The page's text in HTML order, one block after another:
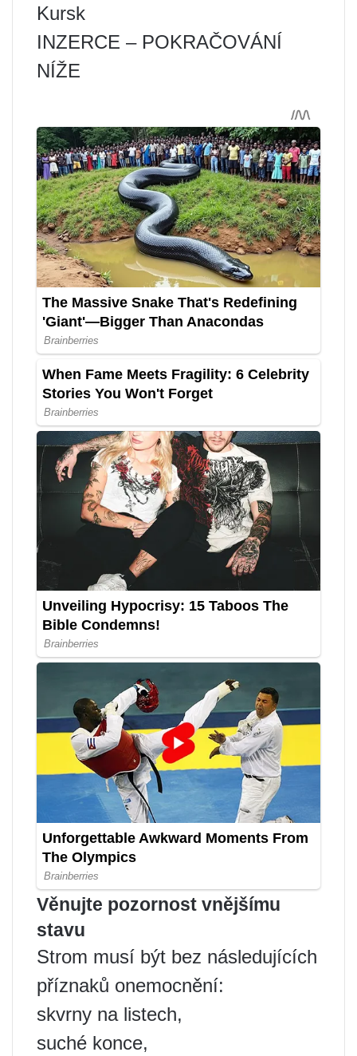
Kursk
INZERCE – POKRAČOVÁNÍ
NÍŽE
Věnujte pozornost vnějšímu
stavu
Strom musí být bez následujících
příznaků onemocnění:
skvrny na listech,
suché konce,